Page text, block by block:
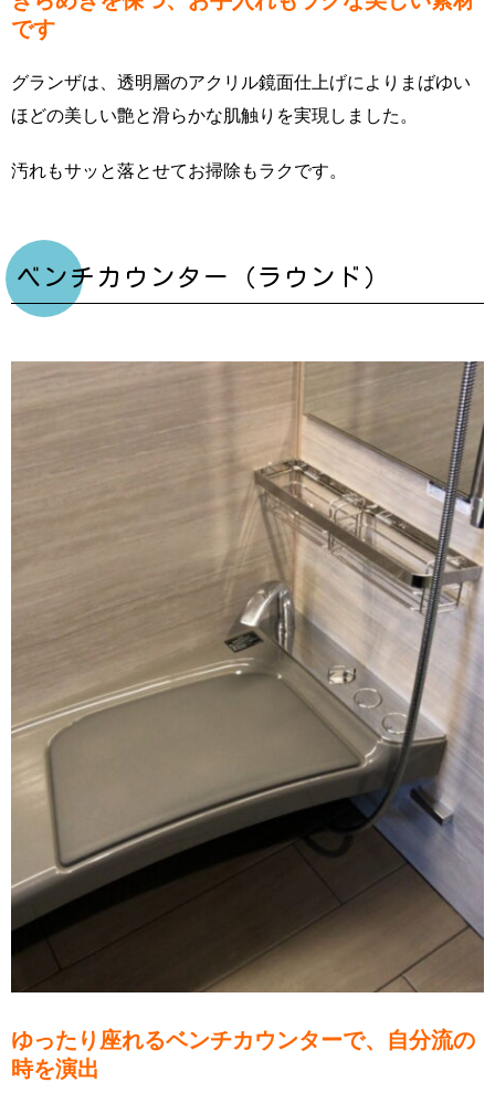
です
グランザは、透明層のアクリル鏡面仕上げによりまばゆい
ほどの美しい艶と滑らかな肌触りを実現しました。
汚れもサッと落とせてお掃除もラクです。
ベンチカウンター（ラウンド）
ゆったり座れるベンチカウンターで、自分流の
時を演出